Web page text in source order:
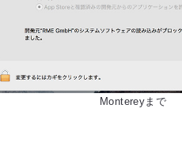
Montereyまで